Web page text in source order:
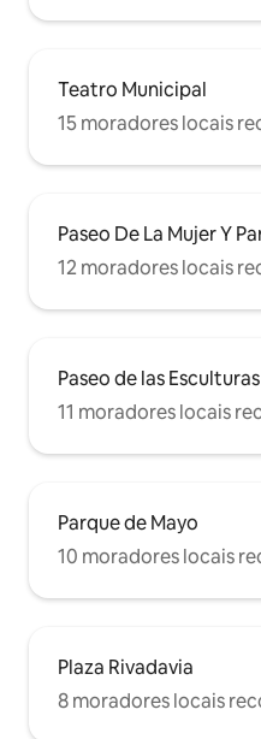
Teatro Municipal
15 moradores locais
Paseo De La Mujer Y
12 moradores locais
Paseo de las Esculturas
11 moradores locais
Parque de Mayo
10 moradores locais
Plaza Rivadavia
8 moradores locais